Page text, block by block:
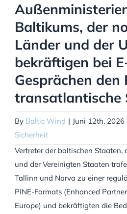
Baltikums, der
Länder und der
bekräftigen bei
Gesprächen den
transatlantische
By Baltic Wind | Juni 12th, 2026
Sicherheit
Vertreter der baltischen Staaten,
und der Vereinigten Staaten
Tallinn und Narva zu einer
PINE-Formats (Enhanced
Europe) und bekräftigten die